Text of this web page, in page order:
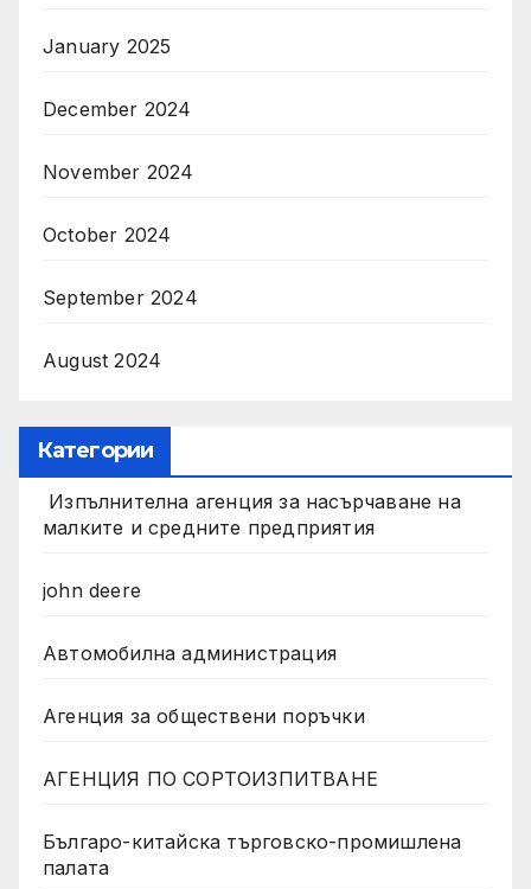
January 2025
December 2024
November 2024
October 2024
September 2024
August 2024
Категории
Изпълнителна агенция за насърчаване на
малките и средните предприятия
john deere
Автомобилна администрация
Агенция за обществени поръчки
АГЕНЦИЯ ПО СОРТОИЗПИТВАНЕ
Българо-китайска търговско-промишлена
палата